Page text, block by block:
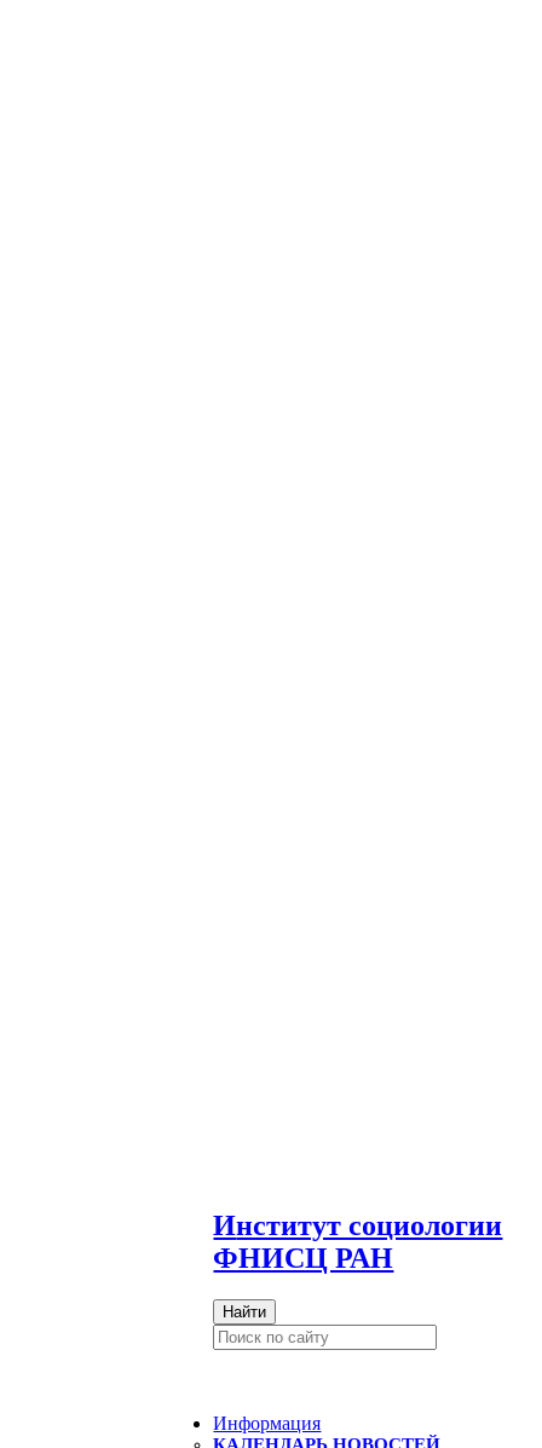
Институт социологии
ФНИСЦ РАН
Найти
Информация